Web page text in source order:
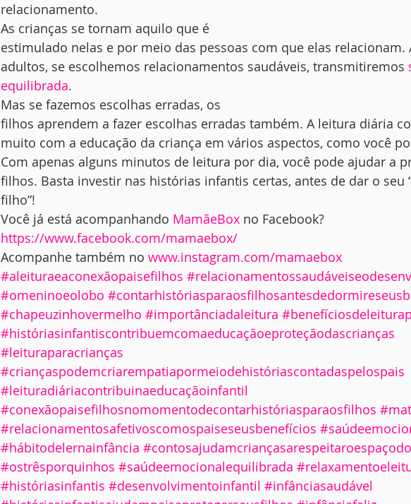
relacionamento.
As crianças se tornam aquilo que é
estimulado nelas e por meio das pessoas com que elas relacionam.
adultos, se escolhemos relacionamentos saudáveis, transmitiremos
equilibrada.
Mas se fazemos escolhas erradas, os
filhos aprendem a fazer escolhas erradas também. A leitura diária
muito com a educação da criança em vários aspectos, como você
Com apenas alguns minutos de leitura por dia, você pode ajudar a
filhos. Basta investir nas histórias infantis certas, antes de dar o seu
filho”!
Você já está acompanhando MamãeBox no Facebook?
https://www.facebook.com/mamaebox/
Acompanhe também no www.instagram.com/mamaebox
#aleituraeaconexãopaisefilhos
#omeninoeolobo
#chapeuzinhovermelho #importânciadaleitura
#históriasinfantiscontribuemcomaeducaçãoeproteçãodascrianças
#leituraparacrianças
#criançaspodemcriarempatiapormeiodehistóriascontadaspelospais
#leituradiáriacontribuinaeducaçãoinfantil
#conexãopaisefilhosnomomentodecontarhistóriasparaosfilhos
#relacionamentosafetivoscomospaiseseusbenefícios
#hábitodelernainfância
#ostrêsporquinhos #saúdeemocionalequilibrada
#históriasinfantis #desenvolvimentoinfantil #infânciasaudável